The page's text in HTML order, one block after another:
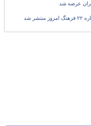
عرضه شد
منتشر شد